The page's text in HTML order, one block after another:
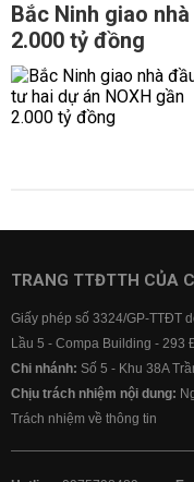
Bắc Ninh giao
2.000 tỷ đồng
TRANG TTĐTTH CỦA
Giấy phép số 3324/GP-TTĐT
Lầu 5 - Compa Building - 293
Chi nhánh: Số 5 - Khu 38A
Chịu trách nhiệm nội dung:
Trách nhiệm về thông tin